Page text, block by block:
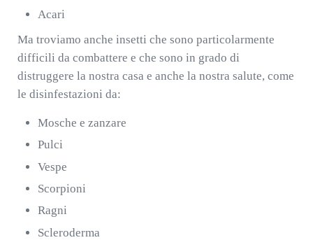
Acari
Ma troviamo anche insetti che sono particolarmente
difficili da combattere e che sono in grado di
distruggere la nostra casa e anche la nostra salute, come
le disinfestazioni da:
Mosche e zanzare
Pulci
Vespe
Scorpioni
Ragni
Scleroderma